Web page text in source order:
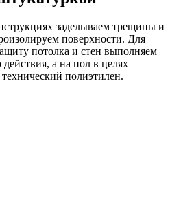
заделываем трещины и
поверхности. Для
потолка и стен выполняем
а на пол в целях
полиэтилен.